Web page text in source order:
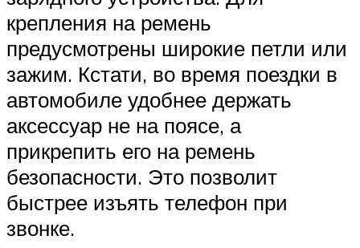
крепления на ремень
предусмотрены широкие петли или
зажим. Кстати, во время поездки в
автомобиле удобнее держать
аксессуар не на поясе, а
прикрепить его на ремень
безопасности. Это позволит
быстрее изъять телефон при
звонке.